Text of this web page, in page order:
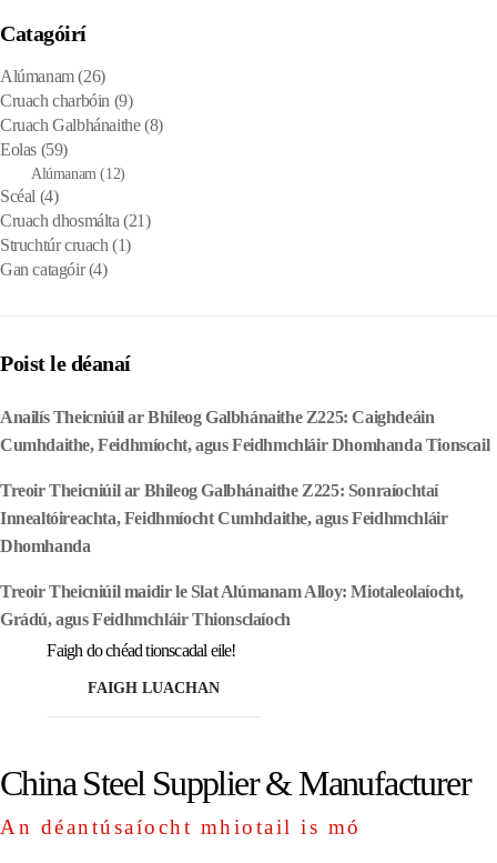
Catagóirí
Alúmanam(26)
Cruach charbóin (9)
Cruach Galbhánaithe(8)
Eolas (59)
Alúmanam (12)
Scéal (4)
Cruach dhosmálta (21)
Struchtúr cruach (1)
Gan catagóir(4)
Poist le déanaí
Anailís Theicniúil ar Bhileog Galbhánaithe Z225: Caighdeáin
Cumhdaithe, Feidhmíocht, agus Feidhmchláir Dhomhanda Tionscail
Treoir Theicniúil ar Bhileog Galbhánaithe Z225: Sonraíochtaí
Innealtóireachta, Feidhmíocht Cumhdaithe, agus Feidhmchláir
Dhomhanda
Treoir Theicniúil maidir le Slat Alúmanam Alloy: Miotaleolaíocht,
Grádú, agus Feidhmchláir Thionsclaíoch
Faigh do chéad tionscadal eile!
FAIGH LUACHAN
China Steel Supplier & Manufacturer
An déantúsaíocht mhiotail is mó